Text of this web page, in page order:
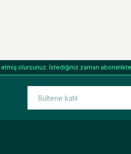
olursunuz. İstediğiniz zaman